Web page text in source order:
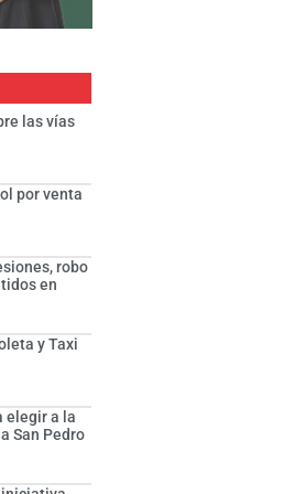
las vías
por venta
robo
en
y Taxi
elegir a la
San Pedro